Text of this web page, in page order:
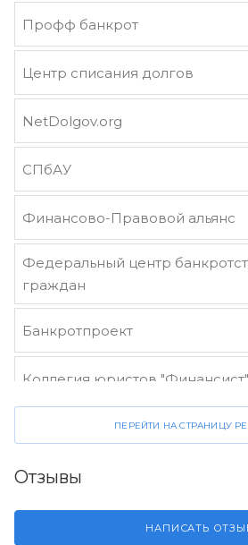
Профф банкрот
Центр списания долгов
NetDolgov.org
СПбАУ
Финансово-Правовой альянс
Федеральный центр
граждан
Банкротпроект
Коллегия юристов "Финансист"
ПЕРЕЙТИ НА СТРАНИЦУ
Отзывы
НАПИСАТЬ